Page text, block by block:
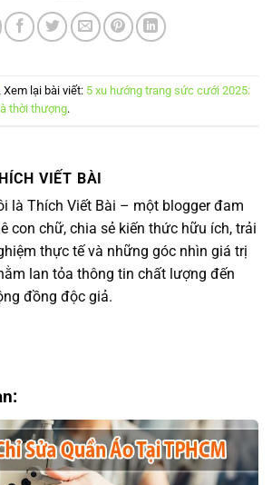
. Xem lại bài viết: 5 xu hướng trang sức cưới 2025:
thời thượng.
VIẾT BÀI
là Thích Viết Bài – một blogger đam
con chữ, chia sẻ kiến thức hữu ích, trải
thực tế và những góc nhìn giá trị
lan tỏa thông tin chất lượng đến
đồng độc giả.